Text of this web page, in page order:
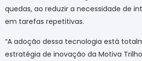
quedas, ao reduzir a necessidade de
em tarefas repetitivas.
“A adoção dessa tecnologia está
estratégia de inovação da Motiva